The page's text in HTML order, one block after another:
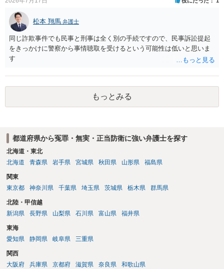
松本 翔馬 弁護士
同じ詐欺事件でも民事と刑事は全く別の手続ですので、民事訴訟提起
をきっかけに警察から事情聴取を受けるという可能性は低いと思いま
す
もっとみる
都道府県から冤罪・無実・正当防衛に強い弁護士を探す
北海道・東北
北海道
青森県 岩手県 宮城県 秋田県 山形県 福島県
関東
東京都
神奈川県 千葉県 埼玉県 茨城県 栃木県 群馬県
北陸・甲信越
新潟県
長野県 山梨県 石川県 富山県 福井県
東海
愛知県
静岡県 岐阜県 三重県
関西
大阪府
兵庫県 京都府 滋賀県 奈良県 和歌山県